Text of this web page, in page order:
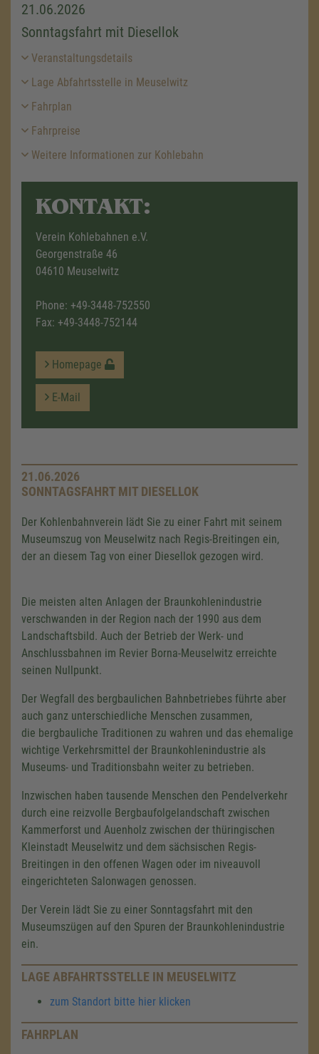
21.06.2026
Sonntagsfahrt mit Diesellok
Veranstaltungsdetails
Lage Abfahrtsstelle in Meuselwitz
Fahrplan
Fahrpreise
Weitere Informationen zur Kohlebahn
KONTAKT:
Verein Kohlebahnen e.V.
Georgenstraße 46
04610 Meuselwitz
Phone: +49-3448-752550
Fax: +49-3448-752144
Homepage
E-Mail
21.06.2026
SONNTAGSFAHRT MIT DIESELLOK
Der Kohlenbahnverein lädt Sie zu einer Fahrt mit seinem
Museumszug von Meuselwitz nach Regis-Breitingen ein,
der an diesem Tag von einer Diesellok gezogen wird.
Die meisten alten Anlagen der Braunkohlenindustrie
verschwanden in der Region nach der 1990 aus dem
Landschaftsbild. Auch der Betrieb der Werk- und
Anschlussbahnen im Revier Borna-Meuselwitz erreichte
seinen Nullpunkt.
Der Wegfall des bergbaulichen Bahnbetriebes führte aber
auch ganz unterschiedliche Menschen zusammen,
die bergbauliche Traditionen zu wahren und das ehemalige
wichtige Verkehrsmittel der Braunkohlenindustrie als
Museums- und Traditionsbahn weiter zu betrieben.
Inzwischen haben tausende Menschen den Pendelverkehr
durch eine reizvolle Bergbaufolgelandschaft zwischen
Kammerforst und Auenholz zwischen der thüringischen
Kleinstadt Meuselwitz und dem sächsischen Regis-
Breitingen in den offenen Wagen oder im niveauvoll
eingerichteten Salonwagen genossen.
Der Verein lädt Sie zu einer Sonntagsfahrt mit den
Museumszügen auf den Spuren der Braunkohlenindustrie
ein.
LAGE ABFAHRTSSTELLE IN MEUSELWITZ
zum Standort bitte hier klicken
FAHRPLAN